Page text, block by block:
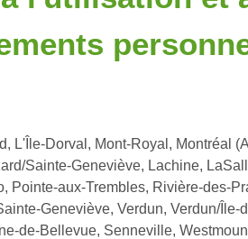
L'Île-Dorval, Mont-Royal, Montréal
Sainte-Geneviève, Lachine,
Pointe-aux-Trembles, Rivière-des-
Geneviève, Verdun, Verdun/Île-
de-Bellevue, Senneville,